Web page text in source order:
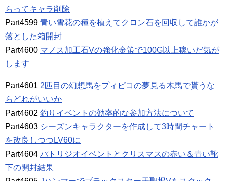
らってキャラ削除
Part4599 青い雪花の種を植えてクロン石を回収して誰かが
落とした箱開封
Part4600 マノス加工石Vの強化金策で100G以上稼いだ気が
します
Part4601 2匹目の幻想馬をプィピコの夢見る木馬で貰うな
らどれがいいか
Part4602 釣りイベントの効率的な参加方法について
Part4603 シーズンキャラクターを作成して3時間チャート
を改良しつつLV60に
Part4604 パトリジオイベントとクリスマスの赤い＆青い靴
下の開封結果